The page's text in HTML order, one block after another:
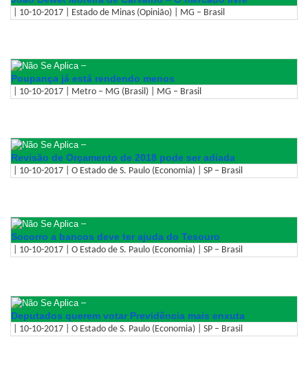
| 10-10-2017 | Estado de Minas (Opinião) | MG – Brasil
–
Poupança já está rendendo menos
| 10-10-2017 | Metro – MG (Brasil) | MG – Brasil
–
Revisão de Orçamento de 2018 pode ser adiada
| 10-10-2017 | O Estado de S. Paulo (Economia) | SP – Brasil
–
Socorro a bancos deve ter ajuda do Tesouro
| 10-10-2017 | O Estado de S. Paulo (Economia) | SP – Brasil
–
Deputados querem votar Previdência mais enxuta
| 10-10-2017 | O Estado de S. Paulo (Economia) | SP – Brasil